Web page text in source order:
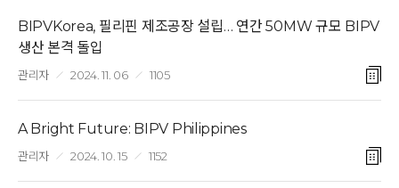
BIPVKorea, 필리핀 제조공장 설립… 연간 50MW 규모 BIPV
생산 본격 돌입
관리자 2024. 11. 06 1105
A Bright Future: BIPV Philippines
관리자 2024. 10. 15 1152